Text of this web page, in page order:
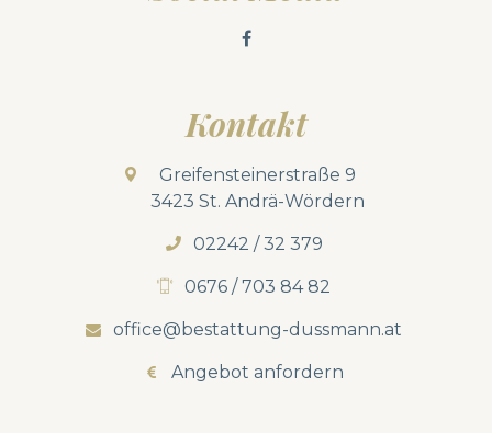
Kontakt
Greifensteinerstraße 9
3423 St. Andrä-Wördern
02242 / 32 379
0676 / 703 84 82
office@bestattung-dussmann.at
Angebot anfordern